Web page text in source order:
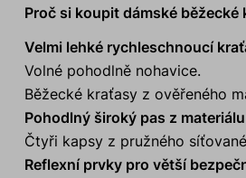
Proč si koupit dámské běžecké
Velmi lehké rychleschnoucí
Volné pohodlně nohavice.
Běžecké kraťasy z ověřeného
Pohodlný široký pas z
Čtyři kapsy z pružného
Reflexní prvky pro větší